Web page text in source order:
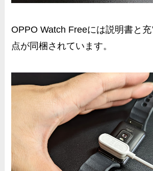
OPPO Watch Freeには説明書と
点が同梱されています。